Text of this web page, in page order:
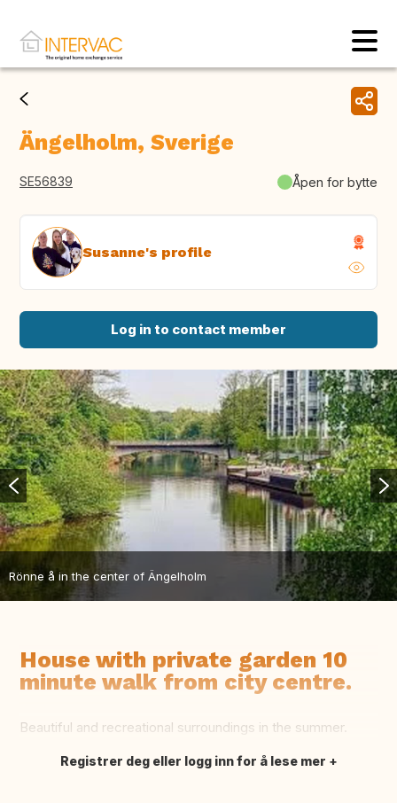
Ängelholm, Sverige
SE56839 Åpen for bytte
Susanne's profile
Log in to contact member
Rönne å in the center of Ängelholm
House with private garden 10
minute walk from city centre.
Beautiful and recreational surroundings in the summer.
Oversett dette
Registrer deg eller logg inn for å lese mer